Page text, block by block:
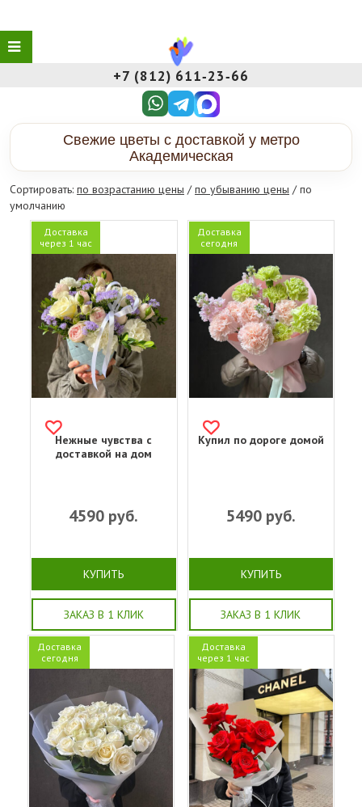
+7 (812) 611‑23‑66
Свежие цветы с доставкой у метро
Академическая
Сортировать: по возрастанию цены /по убыванию цены / по
умолчанию
Доставка
через 1 час
Нежные чувства с
доставкой на дом
4590 руб.
КУПИТЬ
ЗАКАЗ В 1 КЛИК
Доставка
сегодня
Купил по дороге домой
5490руб.
КУПИТЬ
ЗАКАЗ В 1 КЛИК
Доставка
сегодня
Доставка
через 1 час